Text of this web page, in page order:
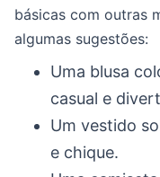
básicas com outras
algumas sugestões:
Uma blusa
casual e
Um vestido
e chique.